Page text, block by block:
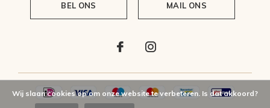
BEL ONS MAIL ONS
Wij slaan cookies op om onze website te verbeteren. Is dat akkoord?